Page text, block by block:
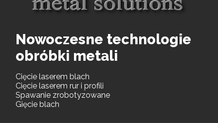
Nowoczesne technologie
obróbki metali
Cięcie laserem blach
Cięcie laserem rur i profili
Spawanie zrobotyzowane
Gięcie blach